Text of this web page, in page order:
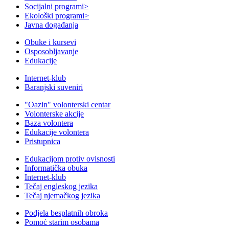
Socijalni programi>
Ekološki programi>
Javna događanja
Obuke i kursevi
Osposobljavanje
Edukacije
Internet-klub
Baranjski suveniri
"Oazin" volonterski centar
Volonterske akcije
Baza volontera
Edukacije volontera
Pristupnica
Edukacijom protiv ovisnosti
Informatička obuka
Internet-klub
Tečaj engleskog jezika
Tečaj njemačkog jezika
Podjela besplatnih obroka
Pomoć starim osobama